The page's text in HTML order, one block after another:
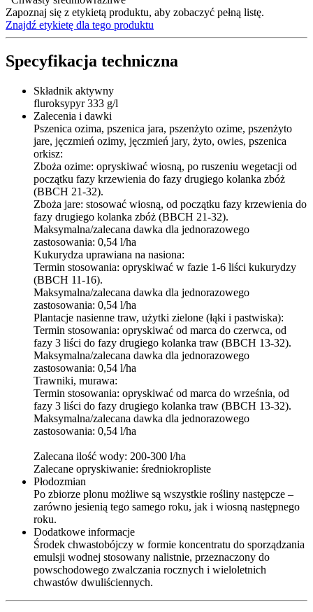
Zapoznaj się z etykietą produktu, aby zobaczyć pełną listę.
Znajdź etykietę dla tego produktu
Specyfikacja techniczna
Składnik aktywny
fluroksypyr 333 g/l
Zalecenia i dawki
Pszenica ozima, pszenica jara, pszenżyto ozime, pszenżyto
jare, jęczmień ozimy, jęczmień jary, żyto, owies, pszenica
orkisz:
Zboża ozime: opryskiwać wiosną, po ruszeniu wegetacji od
początku fazy krzewienia do fazy drugiego kolanka zbóż
(BBCH 21-32).
Zboża jare: stosować wiosną, od początku fazy krzewienia do
fazy drugiego kolanka zbóż (BBCH 21-32).
Maksymalna/zalecana dawka dla jednorazowego
zastosowania: 0,54 l/ha
Kukurydza uprawiana na nasiona:
Termin stosowania: opryskiwać w fazie 1-6 liści kukurydzy
(BBCH 11-16).
Maksymalna/zalecana dawka dla jednorazowego
zastosowania: 0,54 l/ha
Plantacje nasienne traw, użytki zielone (łąki i pastwiska):
Termin stosowania: opryskiwać od marca do czerwca, od
fazy 3 liści do fazy drugiego kolanka traw (BBCH 13-32).
Maksymalna/zalecana dawka dla jednorazowego
zastosowania: 0,54 l/ha
Trawniki, murawa:
Termin stosowania: opryskiwać od marca do września, od
fazy 3 liści do fazy drugiego kolanka traw (BBCH 13-32).
Maksymalna/zalecana dawka dla jednorazowego
zastosowania: 0,54 l/ha
Zalecana ilość wody: 200-300 l/ha
Zalecane opryskiwanie: średniokropliste
Płodozmian
Po zbiorze plonu możliwe są wszystkie rośliny następcze –
zarówno jesienią tego samego roku, jak i wiosną następnego
roku.
Dodatkowe informacje
Środek chwastobójczy w formie koncentratu do sporządzania
emulsji wodnej stosowany nalistnie, przeznaczony do
powschodowego zwalczania rocznych i wieloletnich
chwastów dwuliściennych.